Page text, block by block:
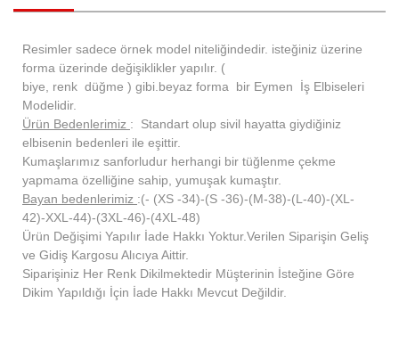
Resimler sadece örnek model niteliğindedir. isteğiniz üzerine
forma üzerinde değişiklikler yapılır. (
biye, renk düğme ) gibi.beyaz forma bir Eymen İş Elbiseleri
Modelidir.
Ürün Bedenlerimiz : Standart olup sivil hayatta giydiğiniz
elbisenin bedenleri ile eşittir.
Kumaşlarımız sanforludur herhangi bir tüğlenme çekme
yapmama özelliğine sahip, yumuşak kumaştır.
Bayan bedenlerimiz :(- (XS -34)-(S -36)-(M-38)-(L-40)-(XL-
42)-XXL-44)-(3XL-46)-(4XL-48)
Ürün Değişimi Yapılır İade Hakkı Yoktur.Verilen Siparişin Geliş
ve Gidiş Kargosu Alıcıya Aittir.
Siparişiniz Her Renk Dikilmektedir Müşterinin İsteğine Göre
Dikim Yapıldığı İçin İade Hakkı Mevcut Değildir.